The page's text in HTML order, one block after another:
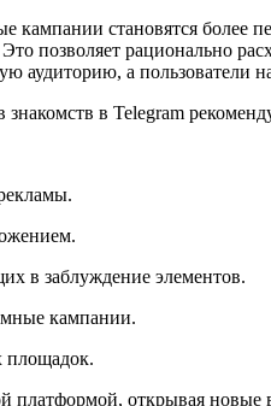
становятся более
позволяет рационально
а пользователи
в Telegram
в заблуждение элементов.
кампании.
площадок.
платформой, открывая